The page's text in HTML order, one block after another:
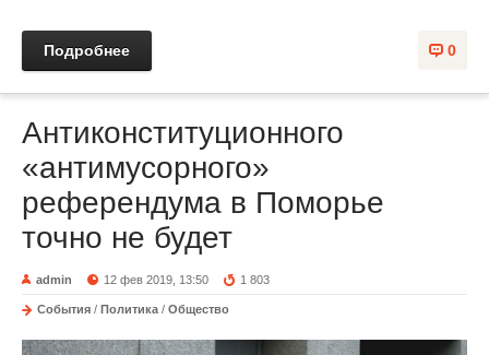
0
Подробнее
Антиконституционного
«антимусорного»
референдума в Поморье
точно не будет
admin 12 фев 2019, 13:50 1 803
События / Политика / Общество